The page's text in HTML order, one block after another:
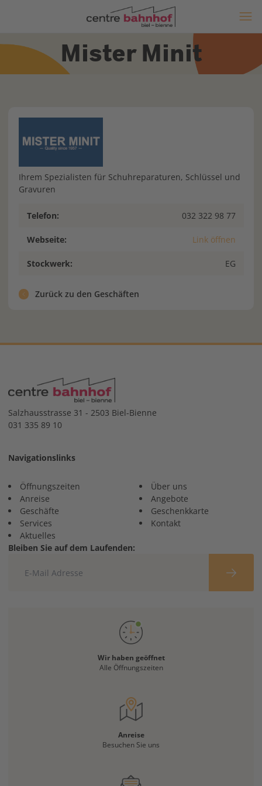
Mister Minit
Ihrem Spezialisten für Schuhreparaturen, Schlüssel und
Gravuren
Telefon: 032 322 98 77
Webseite: Link öffnen
Stockwerk: EG
Zurück zu den Geschäften
Salzhausstrasse 31 - 2503 Biel-Bienne
031 335 89 10
Navigationslinks
Öffnungszeiten
Anreise
Geschäfte
Services
Aktuelles
Über uns
Angebote
Geschenkkarte
Kontakt
Bleiben Sie auf dem Laufenden:
Wir haben geöffnet
Alle Öffnungszeiten
Anreise
Besuchen Sie uns